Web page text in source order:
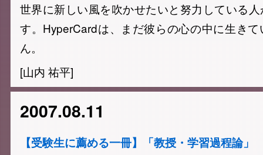
世界に新しい風を吹かせたいと努力している
す。HyperCardは、まだ彼らの心の中に生き
ん。
[山内 祐平]
2007.08.11
【受験生に薦める一冊】「教授・学習過程論」